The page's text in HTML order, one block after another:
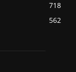
718
562